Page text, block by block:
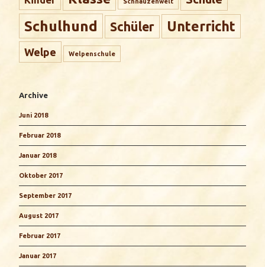
Schulhund Schüler Unterricht
Welpe Welpenschule
Archive
Juni 2018
Februar 2018
Januar 2018
Oktober 2017
September 2017
August 2017
Februar 2017
Januar 2017